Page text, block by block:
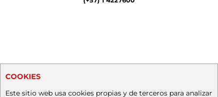
COOKIES
Este sitio web usa cookies propias y de terceros para analizar